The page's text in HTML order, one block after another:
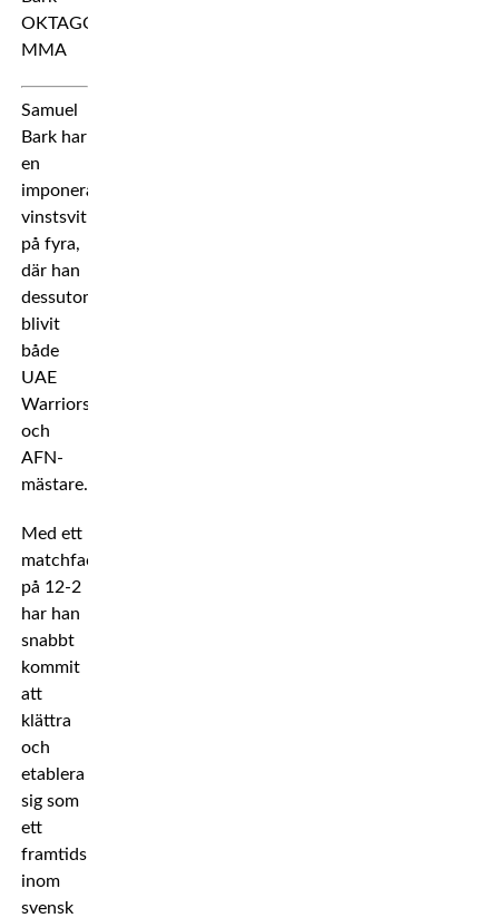
Samuel
Bark har
en
imponerande
vinstsvit
på fyra,
där han
dessutom
blivit
både
UAE
Warriors-
och
AFN-
mästare.
Med ett
matchfacit
på 12-2
har han
snabbt
kommit
att
klättra
och
etablera
sig som
ett
framtidshopp
inom
svensk